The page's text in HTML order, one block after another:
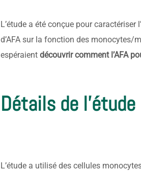
L’étude a été conçue pour caractériser
d’AFA sur la fonction des monocytes/
espéraient découvrir comment l’AFA
Détails de l'étude
L’étude a utilisé des cellules